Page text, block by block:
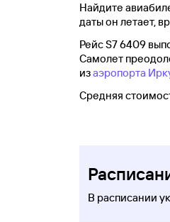
Найдите
даты он летает,
Рейс S7 6409
Самолет
изаэропорта
Средняя
В расписании